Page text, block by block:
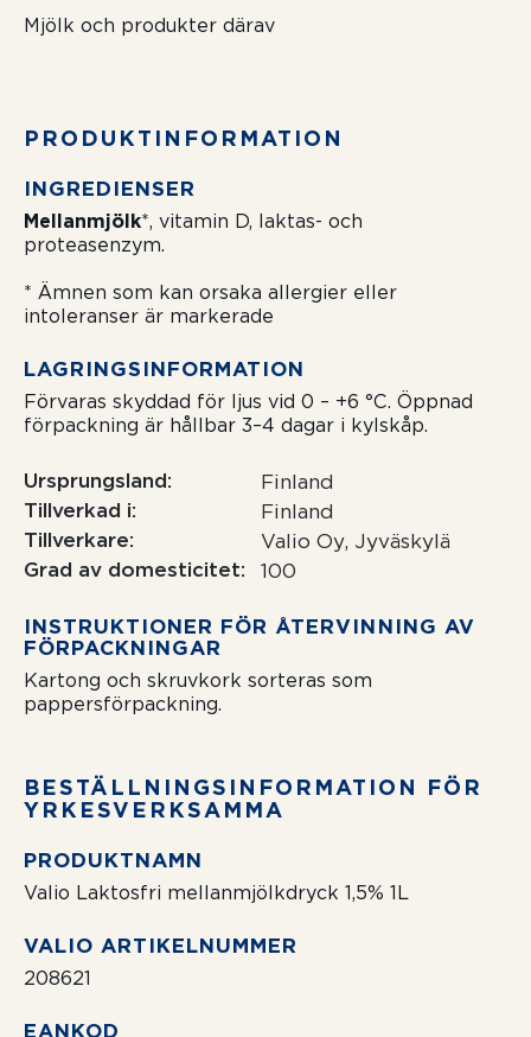
Mjölk och produkter därav
PRODUKTIN­FORMATION
INGREDIENSER
Mellanmjölk*, vitamin D, laktas- och
proteasenzym.
* Ämnen som kan orsaka allergier eller
intoleranser är markerade
LAGRINGSIN­FORMATION
Förvaras skyddad för ljus vid 0 – +6 °C. Öppnad
förpackning är hållbar 3–4 dagar i kylskåp.
Ursprungsland
Finland
Tillverkad i
Finland
Tillverkare
Valio Oy, Jyväskylä
Grad av domesticitet
100
INSTRUKTIONER FÖR ÅTERVINNING AV
FÖRPACKNINGAR
Kartong och skruvkork sorteras som
pappersförpackning.
BESTÄLLNING­SIN­FOR­MATION FÖR
YRKESVERKSAMMA
PRODUKTNAMN
Valio Laktosfri mellanmjölkdryck 1,5% 1L
VALIO ARTIKELNUMMER
208621
EANKOD